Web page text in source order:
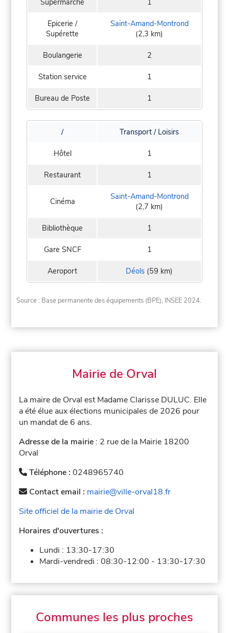
Supermarché 1
Epicerie /
Supérette
Saint-Amand-Montrond
(2,3 km)
Boulangerie 2
Station service 1
Bureau de Poste 1
/ Transport / Loisirs
Hôtel 1
Restaurant 1
Cinéma
Saint-Amand-Montrond
(2,7 km)
Bibliothèque 1
Gare SNCF 1
Aeroport Déols (59 km)
Source : Base permanente des équipements (BPE), INSEE 2024.
Mairie de Orval
La maire de Orval est Madame Clarisse DULUC. Elle
a été élue aux élections municipales de 2026 pour
un mandat de 6 ans.
Adresse de la mairie : 2 rue de la Mairie 18200
Orval
Téléphone :0248965740
Contact email : mairie@ville-orval18.fr
Site officiel de la mairie de Orval
Horaires d'ouvertures :
Lundi : 13:30-17:30
Mardi-vendredi :08:30-12:00 - 13:30-17:30
Communes les plus proches